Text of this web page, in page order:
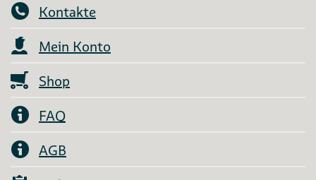
Kontakte
Mein Konto
Shop
FAQ
AGB